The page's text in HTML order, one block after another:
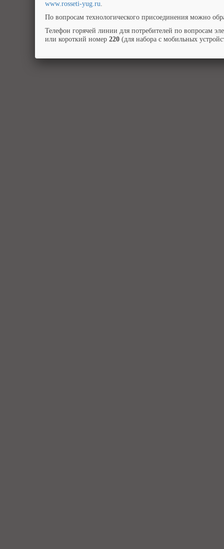
www.rosseti-yug.ru.
По вопросам технологического присоединения можно
Телефон горячей линии для потребителей по вопросам
или короткий номер 220 (для набора с мобильных